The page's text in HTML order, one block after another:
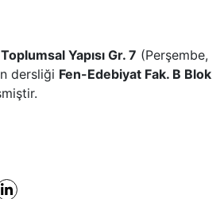
Yapısı Gr. 7 (Perşembe,
dersliği Fen-Edebiyat Fak. B Blok